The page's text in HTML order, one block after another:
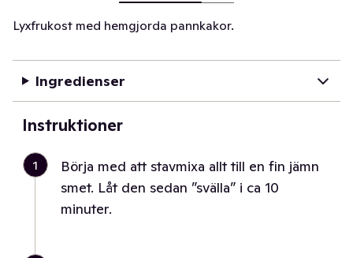
Lyxfrukost med hemgjorda pannkakor.
Ingredienser
Instruktioner
1
Börja med att stavmixa allt till en fin jämn
smet. Låt den sedan ”svälla” i ca 10
minuter.